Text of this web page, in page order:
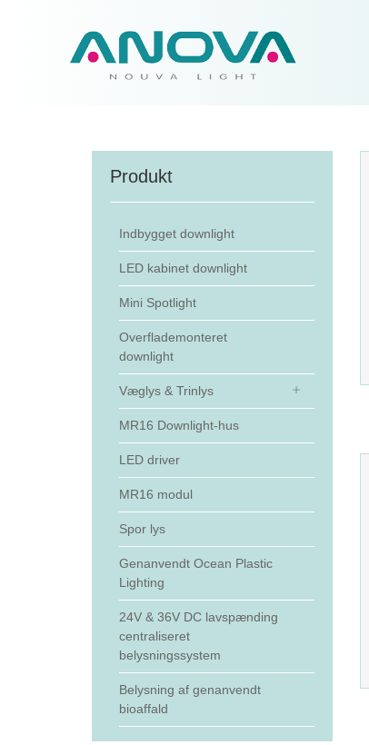
Produkt
Indbygget downlight
LED kabinet downlight
Mini Spotlight
Overflademonteret
downlight
Væglys & Trinlys
MR16 Downlight-hus
LED driver
MR16 modul
Spor lys
Genanvendt Ocean Plastic
Lighting
24V & 36V DC lavspænding
centraliseret
belysningssystem
Belysning af genanvendt
bioaffald